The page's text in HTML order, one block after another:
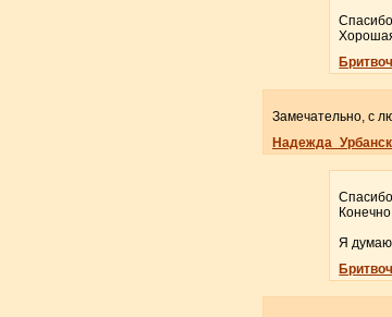
Замечательно, с
Я